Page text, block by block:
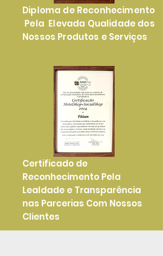
Diploma de Reconhecimento
Pela Elevada Qualidade dos
Nossos Produtos e Serviços
Certificado de
Reconhecimento Pela
Lealdade e Transparência
nas Parcerias Com Nossos
Clientes